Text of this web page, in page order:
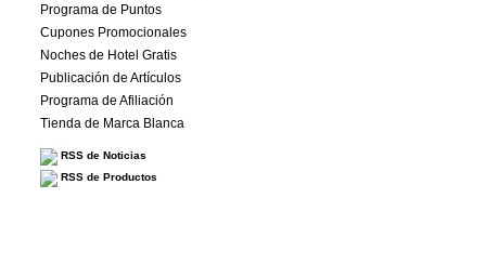
Programa de Puntos
Cupones Promocionales
Noches de Hotel Gratis
Publicación de Artículos
Programa de Afiliación
Tienda de Marca Blanca
RSS de Noticias
RSS de Productos